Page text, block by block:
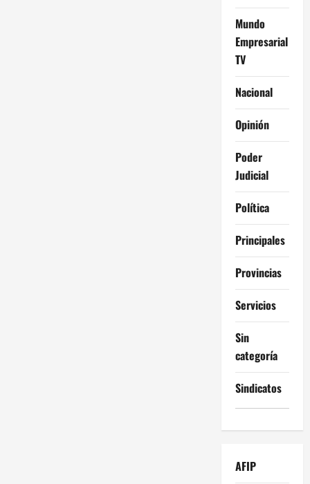
Mundo
Empresarial
TV
Nacional
Opinión
Poder
Judicial
Política
Principales
Provincias
Servicios
Sin
categoría
Sindicatos
AFIP